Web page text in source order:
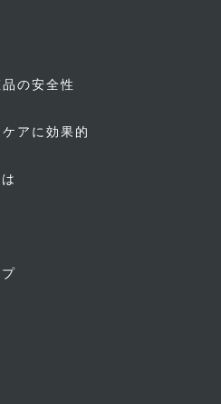
の安全性
アに効果的